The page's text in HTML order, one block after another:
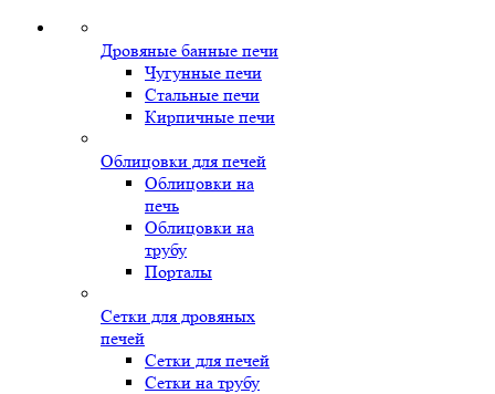
Дровяные банные печи
Чугунные печи
Стальные печи
Кирпичные печи
Облицовки для печей
Облицовки на
печь
Облицовки на
трубу
Порталы
Сетки для дровяных
печей
Сетки для печей
Сетки на трубу